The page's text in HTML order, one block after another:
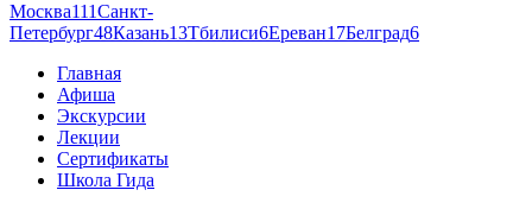
Москва111Санкт-
Петербург48Казань13Тбилиси6Ереван17Белград6
Главная
Афиша
Экскурсии
Лекции
Сертификаты
Школа Гида